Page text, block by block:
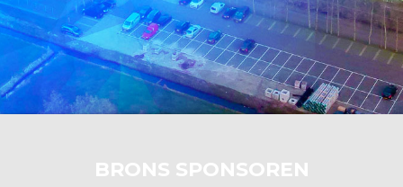
BRONS SPONSOREN